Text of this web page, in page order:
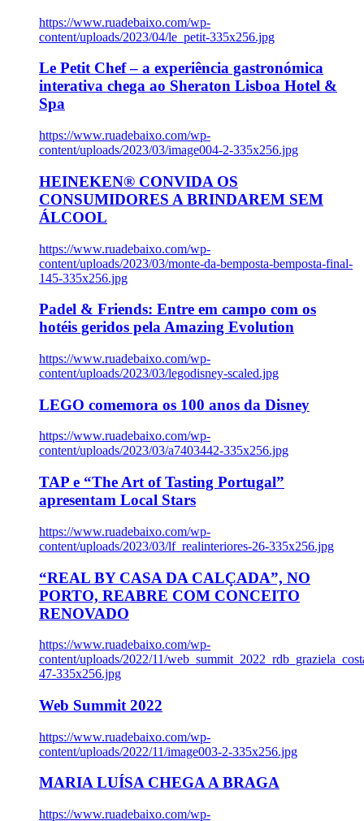
https://www.ruadebaixo.com/wp-
content/uploads/2023/04/le_petit-335x256.jpg
Le Petit Chef – a experiência gastronómica
interativa chega ao Sheraton Lisboa Hotel &
Spa
https://www.ruadebaixo.com/wp-
content/uploads/2023/03/image004-2-335x256.jpg
HEINEKEN® CONVIDA OS
CONSUMIDORES A BRINDAREM SEM
ÁLCOOL
https://www.ruadebaixo.com/wp-
content/uploads/2023/03/monte-da-bemposta-bemposta-final-
145-335x256.jpg
Padel & Friends: Entre em campo com os
hotéis geridos pela Amazing Evolution
https://www.ruadebaixo.com/wp-
content/uploads/2023/03/legodisney-scaled.jpg
LEGO comemora os 100 anos da Disney
https://www.ruadebaixo.com/wp-
content/uploads/2023/03/a7403442-335x256.jpg
TAP e “The Art of Tasting Portugal”
apresentam Local Stars
https://www.ruadebaixo.com/wp-
content/uploads/2023/03/lf_realinteriores-26-335x256.jpg
“REAL BY CASA DA CALÇADA”, NO
PORTO, REABRE COM CONCEITO
RENOVADO
https://www.ruadebaixo.com/wp-
content/uploads/2022/11/
47-335x256.jpg
Web Summit 2022
https://www.ruadebaixo.com/wp-
content/uploads/2022/11/image003-2-335x256.jpg
MARIA LUÍSA CHEGA A BRAGA
https://www.ruadebaixo.com/wp-